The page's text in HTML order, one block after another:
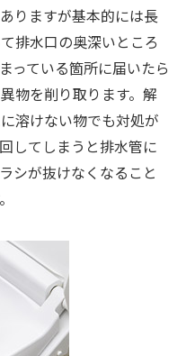
りますが基本的には長
排水口の奥深いところ
っている箇所に届いたら
物を削り取ります。解
溶けない物でも対処が
してしまうと排水管に
シが抜けなくなること